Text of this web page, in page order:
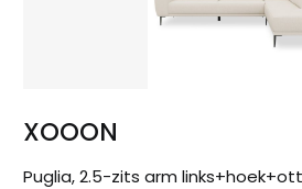
XOOON
Puglia, 2.5-zits arm